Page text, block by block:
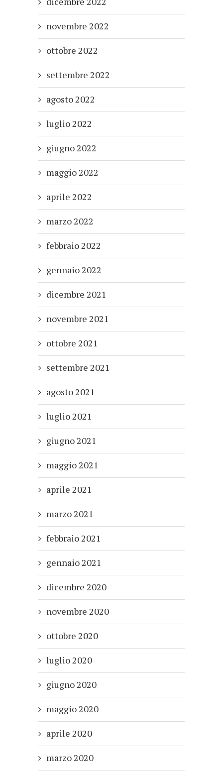
novembre 2022
ottobre 2022
settembre 2022
agosto 2022
luglio 2022
giugno 2022
maggio 2022
aprile 2022
marzo 2022
febbraio 2022
gennaio 2022
dicembre 2021
novembre 2021
ottobre 2021
settembre 2021
agosto 2021
luglio 2021
giugno 2021
maggio 2021
aprile 2021
marzo 2021
febbraio 2021
gennaio 2021
dicembre 2020
novembre 2020
ottobre 2020
luglio 2020
giugno 2020
maggio 2020
aprile 2020
marzo 2020